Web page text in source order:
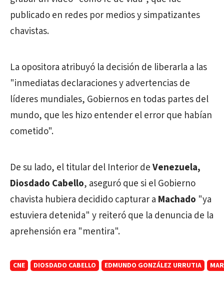
publicado en redes por medios y simpatizantes
chavistas.
La opositora atribuyó la decisión de liberarla a las
"inmediatas declaraciones y advertencias de
líderes mundiales, Gobiernos en todas partes del
mundo, que les hizo entender el error que habían
cometido".
De su lado, el titular del Interior deVenezuela,
Diosdado Cabello, aseguró que si el Gobierno
chavista hubiera decidido capturar a Machado "ya
estuviera detenida" y reiteró que la denuncia de la
aprehensión era "mentira".
CNE DIOSDADO CABELLO EDMUNDO GONZÁLEZ URRUTIA